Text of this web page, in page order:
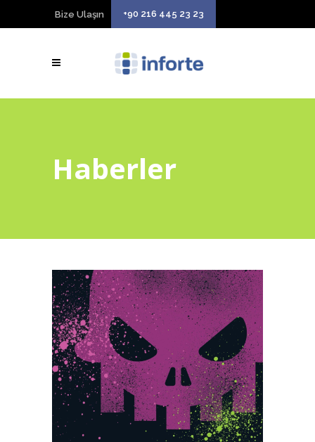
Bize Ulaşın +90 216 445 23 23
Haberler